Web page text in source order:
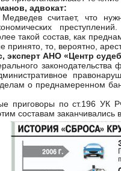
адвокат:
считает, что
такой состав, как
принято, то, вероятно,
эксперт АНО «Центр
законодательства
о преднамеренном
по ст.196 УК РФ
составам заканчивались